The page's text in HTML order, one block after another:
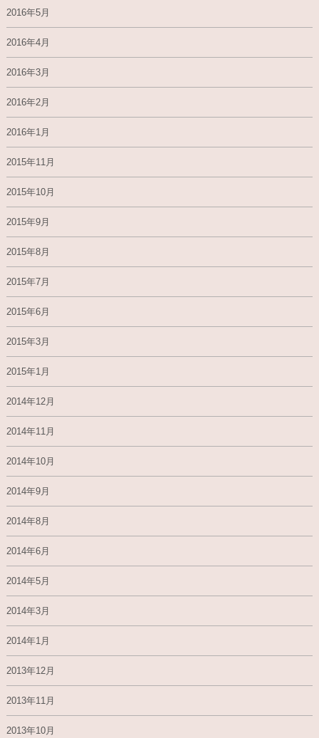
2016年5月
2016年4月
2016年3月
2016年2月
2016年1月
2015年11月
2015年10月
2015年9月
2015年8月
2015年7月
2015年6月
2015年3月
2015年1月
2014年12月
2014年11月
2014年10月
2014年9月
2014年8月
2014年6月
2014年5月
2014年3月
2014年1月
2013年12月
2013年11月
2013年10月